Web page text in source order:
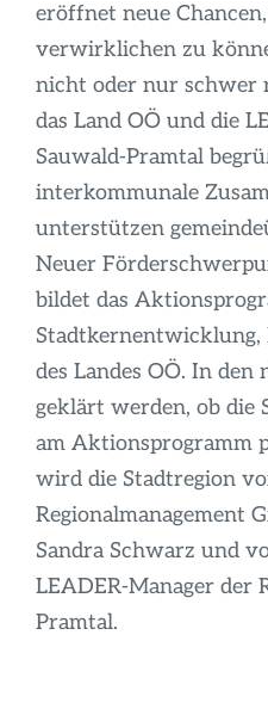
eröffnet neue
verwirklichen zu
nicht oder nur schwer
das Land OÖ und die
Sauwald-Pramtal
interkommunale
unterstützen
Neuer
bildet das
Stadtkernentwicklung,
des Landes OÖ. In
geklärt werden, ob die
am Aktionsprogramm
wird die Stadtregion
Regionalmanagement
Sandra Schwarz und
LEADER-Manager der
Pramtal.